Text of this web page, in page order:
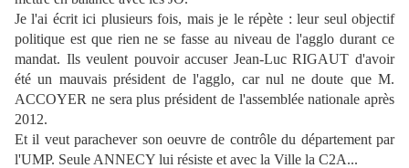
Je l'ai écrit ici plusieurs fois, mais je le répète : leur seul objectif
politique est que rien ne se fasse au niveau de l'agglo durant ce
mandat. Ils veulent pouvoir accuser Jean-Luc RIGAUT d'avoir
été un mauvais président de l'agglo, car nul ne doute que M.
ACCOYER ne sera plus président de l'assemblée nationale après
2012.
Et il veut parachever son oeuvre de contrôle du département par
l'UMP. Seule ANNECY lui résiste et avec la Ville la C2A...